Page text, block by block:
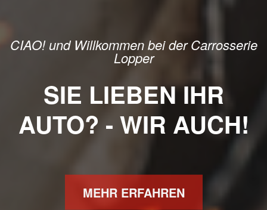
CIAO! und Willkommen bei der Carrosserie
Lopper
SIE LIEBEN IHR
AUTO? - WIR AUCH!
MEHR ERFAHREN